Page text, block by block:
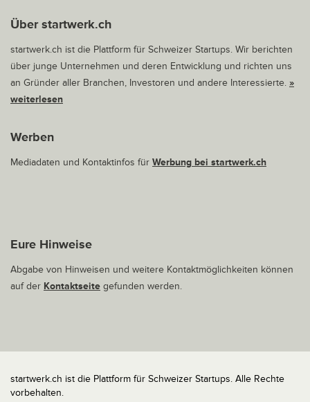
Über startwerk.ch
startwerk.ch ist die Plattform für Schweizer Startups. Wir berichten
über junge Unternehmen und deren Entwicklung und richten uns
an Gründer aller Branchen, Investoren und andere Interessierte. »
weiterlesen
Werben
Mediadaten und Kontaktinfos für Werbung bei startwerk.ch
Eure Hinweise
Abgabe von Hinweisen und weitere Kontaktmöglichkeiten können
auf der Kontaktseite gefunden werden.
startwerk.ch ist die Plattform für Schweizer Startups. Alle Rechte
vorbehalten.